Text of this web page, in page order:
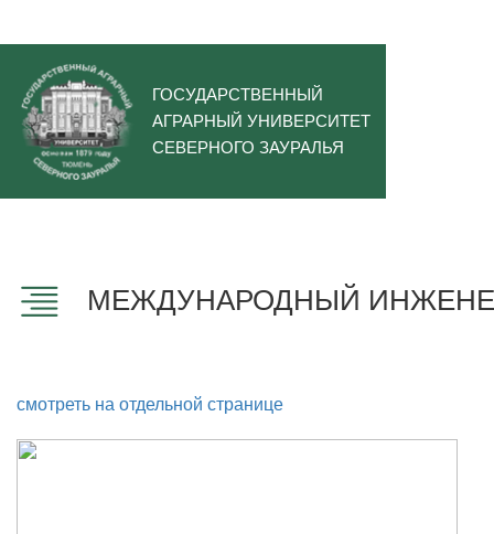
ГОСУДАРСТВЕННЫЙ
АГРАРНЫЙ УНИВЕРСИТЕТ
СЕВЕРНОГО ЗАУРАЛЬЯ
МЕЖДУНАРОДНЫЙ
смотреть на отдельной странице